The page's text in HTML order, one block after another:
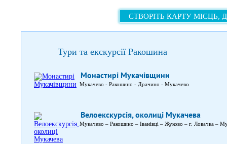
СТВОРІТЬ КАРТУ МІСЦЬ,
Тури та екскурсії Ракошина
Монастирі Мукачівщини
Мукачево - Ракошино - Драчино - Мукачево
Велоекскурсія, околиці Мукачева
Мукачево – Ракошино – Іванівці – Жуково – г. Ловачка –